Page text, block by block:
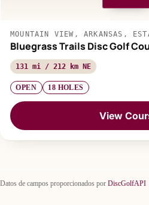
MOUNTAIN VIEW, ARKANSAS,
Bluegrass Trails Disc Golf
131 mi / 212 km NE
OPEN 18 HOLES
View
Datos de campos proporcionados por DiscGolfAPI